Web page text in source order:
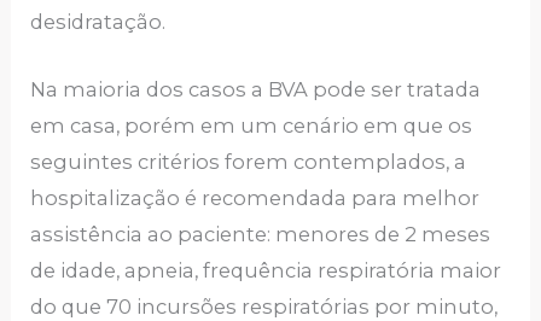
desidratação.
Na maioria dos casos a BVA pode ser tratada
em casa, porém em um cenário em que os
seguintes critérios forem contemplados, a
hospitalização é recomendada para melhor
assistência ao paciente: menores de 2 meses
de idade, apneia, frequência respiratória maior
do que 70 incursões respiratórias por minuto,